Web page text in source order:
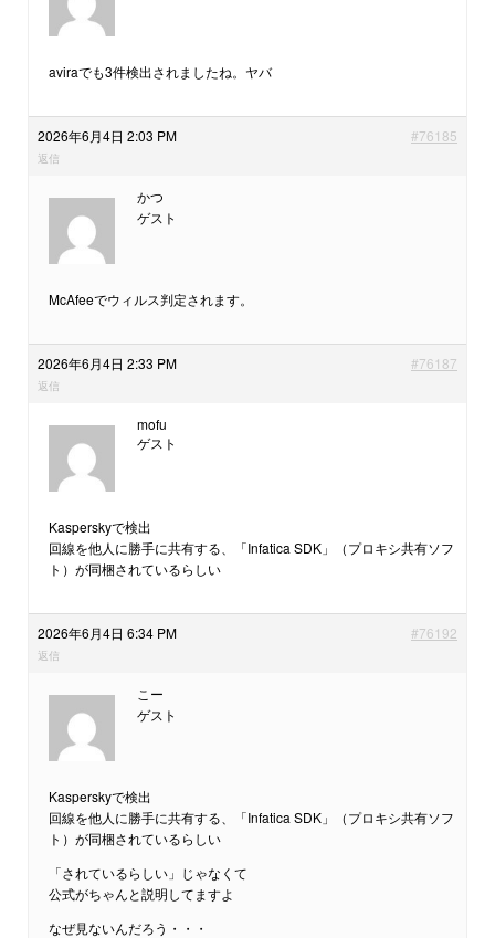
aviraでも3件検出されましたね。ヤバ
2026年6月4日 2:03 PM #76185
返信
かつ
ゲスト
McAfeeでウィルス判定されます。
2026年6月4日 2:33 PM #76187
返信
mofu
ゲスト
Kasperskyで検出
回線を他人に勝手に共有する、「Infatica SDK」（プロキシ共有ソフ
ト）が同梱されているらしい
2026年6月4日 6:34 PM #76192
返信
こー
ゲスト
Kasperskyで検出
回線を他人に勝手に共有する、「Infatica SDK」（プロキシ共有ソフ
ト）が同梱されているらしい
「されているらしい」じゃなくて
公式がちゃんと説明してますよ
なぜ見ないんだろう・・・